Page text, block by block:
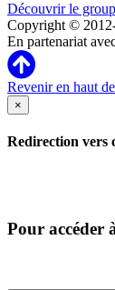
Découvrir le
Copyright ©
En partenariat
Revenir en haut
×
Redirection vers
Pour accéder